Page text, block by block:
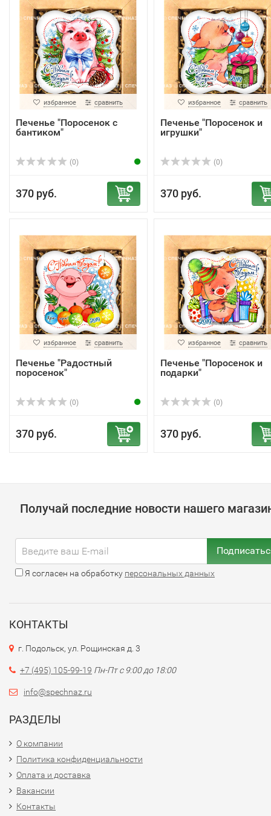
избранное сравнить
Печенье "Поросенок с
бантиком"
(0)
370 руб.
избранное сравнить
Печенье "Поросенок и
игрушки"
(0)
370 руб.
избранное сравнить
Печенье "Радостный
поросенок"
(0)
370 руб.
избранное сравнить
Печенье "Поросенок и
подарки"
(0)
370 руб.
Получай последние новости нашего
Я согласен на обработку персональных данных
КОНТАКТЫ
г. Подольск, ул. Рощинская д. 3
+7 (495) 105-99-19 Пн-Пт с 9:00 до 18:00
info@spechnaz.ru
РАЗДЕЛЫ
О компании
Политика конфиденциальности
Оплата и доставка
Вакансии
Контакты